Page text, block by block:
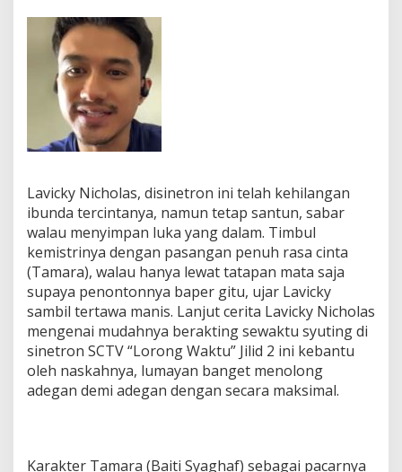
Lavicky Nicholas, disinetron ini telah kehilangan
ibunda tercintanya, namun tetap santun, sabar
walau menyimpan luka yang dalam. Timbul
kemistrinya dengan pasangan penuh rasa cinta
(Tamara), walau hanya lewat tatapan mata saja
supaya penontonnya baper gitu, ujar Lavicky
sambil tertawa manis. Lanjut cerita Lavicky Nicholas
mengenai mudahnya berakting sewaktu syuting di
sinetron SCTV “Lorong Waktu” Jilid 2 ini kebantu
oleh naskahnya, lumayan banget menolong
adegan demi adegan dengan secara maksimal.
Karakter Tamara (Baiti Syaghaf) sebagai pacarnya